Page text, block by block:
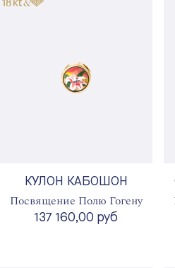
КУЛОН КАБОШОН
Посвящение Полю Гогену
137 160,00 руб